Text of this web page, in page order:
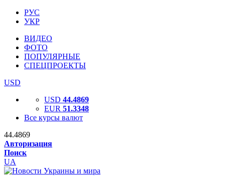
РУС
УКР
ВИДЕО
ФОТО
ПОПУЛЯРНЫЕ
СПЕЦПРОЕКТЫ
USD
USD 44.4869
EUR 51.3348
Все курсы валют
44.4869
Авторизация
Поиск
UA